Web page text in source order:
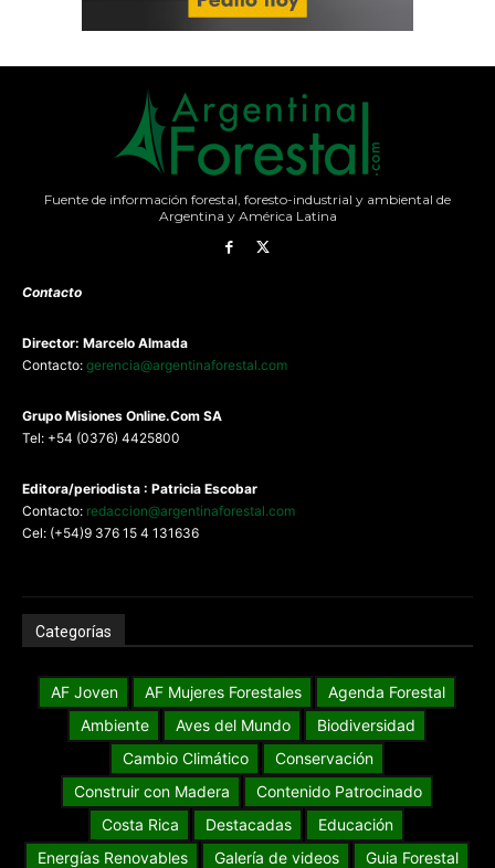
Fuente de información forestal, foresto-industrial y ambiental de
Argentina y América Latina
Contacto
Director: Marcelo Almada
Contacto: gerencia@argentinaforestal.com
Grupo Misiones Online.Com SA
Tel: +54 (0376) 4425800
Editora/periodista : Patricia Escobar
Contacto: redaccion@argentinaforestal.com
Cel: (+54)9 376 15 4 131636
Categorías
AF Joven AF Mujeres Forestales
Agenda Forestal
Ambiente
Aves del Mundo
Biodiversidad
Cambio Climático
Conservación
Construir con Madera
Contenido Patrocinado
Costa Rica
Destacadas
Educación
Energías Renovables
Galería de videos
Guia Forestal